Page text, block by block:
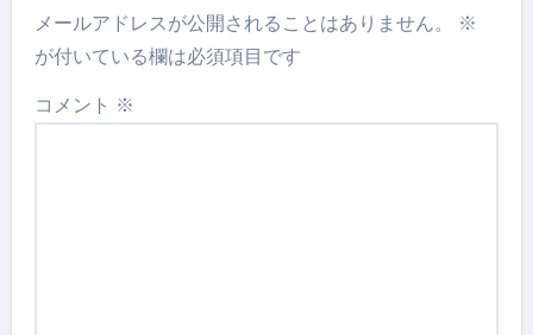
メールアドレスが公開されることはありません。
※
が付いている欄は必須項目です
コメント ※